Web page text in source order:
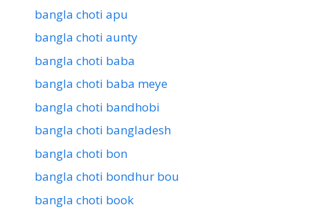
bangla choti apu
bangla choti aunty
bangla choti baba
bangla choti baba meye
bangla choti bandhobi
bangla choti bangladesh
bangla choti bon
bangla choti bondhur bou
bangla choti book